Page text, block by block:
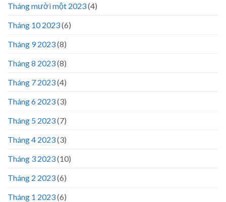
Tháng mười một 2023(4)
Tháng 10 2023(6)
Tháng 9 2023(8)
Tháng 8 2023(8)
Tháng 7 2023(4)
Tháng 6 2023(3)
Tháng 5 2023(7)
Tháng 4 2023(3)
Tháng 3 2023(10)
Tháng 2 2023(6)
Tháng 1 2023(6)